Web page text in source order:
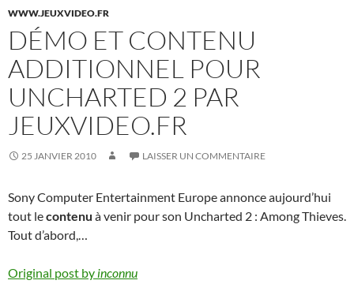
WWW.JEUXVIDEO.FR
DÉMO ET CONTENU
ADDITIONNEL POUR
UNCHARTED 2 PAR
JEUXVIDEO.FR
25 JANVIER 2010 LAISSER UN COMMENTAIRE
Sony Computer Entertainment Europe annonce aujourd’hui
tout lecontenu à venir pour son Uncharted 2 : Among Thieves.
Tout d’abord,…
Original post by inconnu